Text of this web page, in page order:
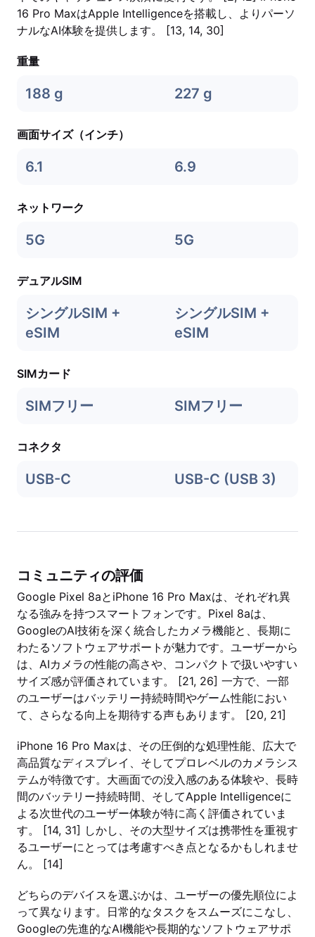
16 Pro MaxはApple Intelligenceを搭載し、よりパーソ
ナルなAI体験を提供します。 [13, 14, 30]
重量
188 g 227 g
画面サイズ（インチ）
6.1 6.9
ネットワーク
5G 5G
デュアルSIM
シングルSIM +
eSIM
シングルSIM +
eSIM
SIMカード
SIMフリー SIMフリー
コネクタ
USB-C USB-C (USB 3)
コミュニティの評価
Google Pixel 8aとiPhone 16 Pro Maxは、それぞれ異
なる強みを持つスマートフォンです。Pixel 8aは、
GoogleのAI技術を深く統合したカメラ機能と、長期に
わたるソフトウェアサポートが魅力です。ユーザーから
は、AIカメラの性能の高さや、コンパクトで扱いやすい
サイズ感が評価されています。 [21, 26] 一方で、一部
のユーザーはバッテリー持続時間やゲーム性能におい
て、さらなる向上を期待する声もあります。 [20, 21]
iPhone 16 Pro Maxは、その圧倒的な処理性能、広大で
高品質なディスプレイ、そしてプロレベルのカメラシス
テムが特徴です。大画面での没入感のある体験や、長時
間のバッテリー持続時間、そしてApple Intelligenceに
よる次世代のユーザー体験が特に高く評価されていま
す。 [14, 31] しかし、その大型サイズは携帯性を重視す
るユーザーにとっては考慮すべき点となるかもしれませ
ん。 [14]
どちらのデバイスを選ぶかは、ユーザーの優先順位によ
って異なります。日常的なタスクをスムーズにこなし、
Googleの先進的なAI機能や長期的なソフトウェアサポ